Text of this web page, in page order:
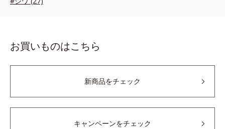
お買いものはこちら
新商品をチェック
キャンペーンをチェック